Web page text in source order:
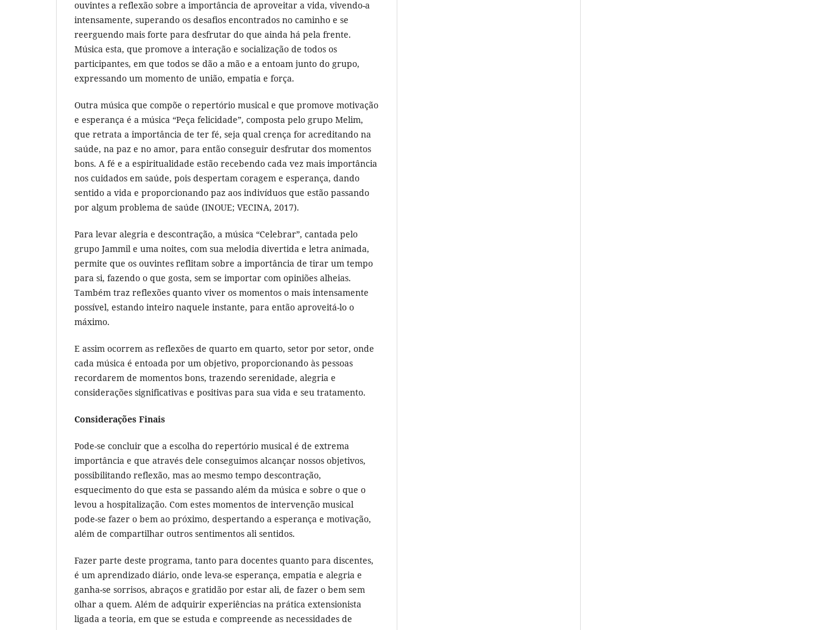
ouvintes a reflexão sobre a importância de aproveitar a vida, vivendo-a
intensamente, superando os desafios encontrados no caminho e se
reerguendo mais forte para desfrutar do que ainda há pela frente.
Música esta, que promove a interação e socialização de todos os
participantes, em que todos se dão a mão e a entoam junto do grupo,
expressando um momento de união, empatia e força.
Outra música que compõe o repertório musical e que promove motivação
e esperança é a música “Peça felicidade”, composta pelo grupo Melim,
que retrata a importância de ter fé, seja qual crença for acreditando na
saúde, na paz e no amor, para então conseguir desfrutar dos momentos
bons. A fé e a espiritualidade estão recebendo cada vez mais importância
nos cuidados em saúde, pois despertam coragem e esperança, dando
sentido a vida e proporcionando paz aos indivíduos que estão passando
por algum problema de saúde (INOUE; VECINA, 2017).
Para levar alegria e descontração, a música “Celebrar”, cantada pelo
grupo Jammil e uma noites, com sua melodia divertida e letra animada,
permite que os ouvintes reflitam sobre a importância de tirar um tempo
para si, fazendo o que gosta, sem se importar com opiniões alheias.
Também traz reflexões quanto viver os momentos o mais intensamente
possível, estando inteiro naquele instante, para então aproveitá-lo o
máximo.
E assim ocorrem as reflexões de quarto em quarto, setor por setor, onde
cada música é entoada por um objetivo, proporcionando às pessoas
recordarem de momentos bons, trazendo serenidade, alegria e
considerações significativas e positivas para sua vida e seu tratamento.
Considerações Finais
Pode-se concluir que a escolha do repertório musical é de extrema
importância e que através dele conseguimos alcançar nossos objetivos,
possibilitando reflexão, mas ao mesmo tempo descontração,
esquecimento do que esta se passando além da música e sobre o que o
levou a hospitalização. Com estes momentos de intervenção musical
pode-se fazer o bem ao próximo, despertando a esperança e motivação,
além de compartilhar outros sentimentos ali sentidos.
Fazer parte deste programa, tanto para docentes quanto para discentes,
é um aprendizado diário, onde leva-se esperança, empatia e alegria e
ganha-se sorrisos, abraços e gratidão por estar ali, de fazer o bem sem
olhar a quem. Além de adquirir experiências na prática extensionista
ligada a teoria, em que se estuda e compreende as necessidades de